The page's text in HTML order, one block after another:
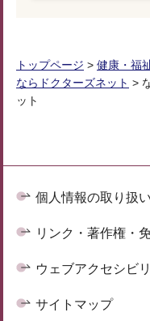
トップページ > 健康・福
ならドクターズネット >
ット
個人情報の取り扱
リンク・著作権・
ウェブアクセシビ
サイトマップ